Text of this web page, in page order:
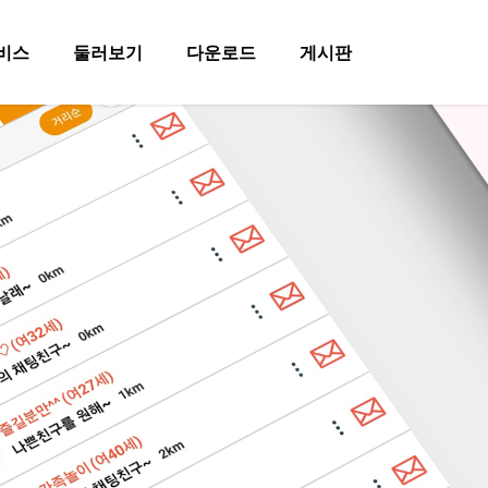
스 둘러보기 다운로드 게시판